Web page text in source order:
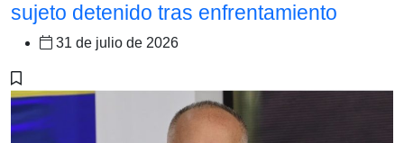
sujeto detenido tras enfrentamiento
31 de julio de 2026